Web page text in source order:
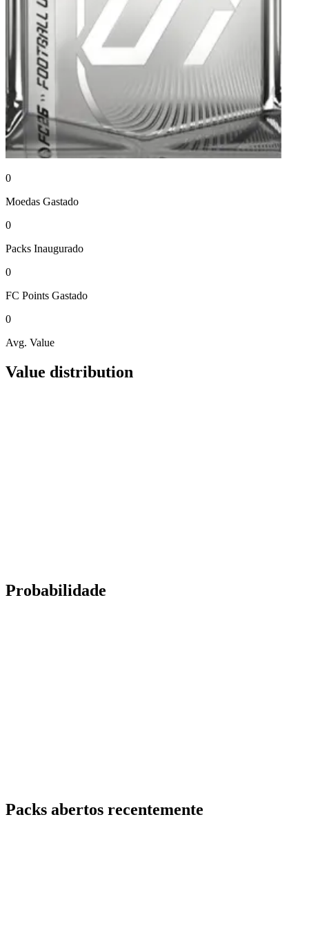
0
Moedas Gastado
0
Packs Inaugurado
0
FC Points Gastado
0
Avg. Value
Value distribution
Probabilidade
Packs abertos recentemente